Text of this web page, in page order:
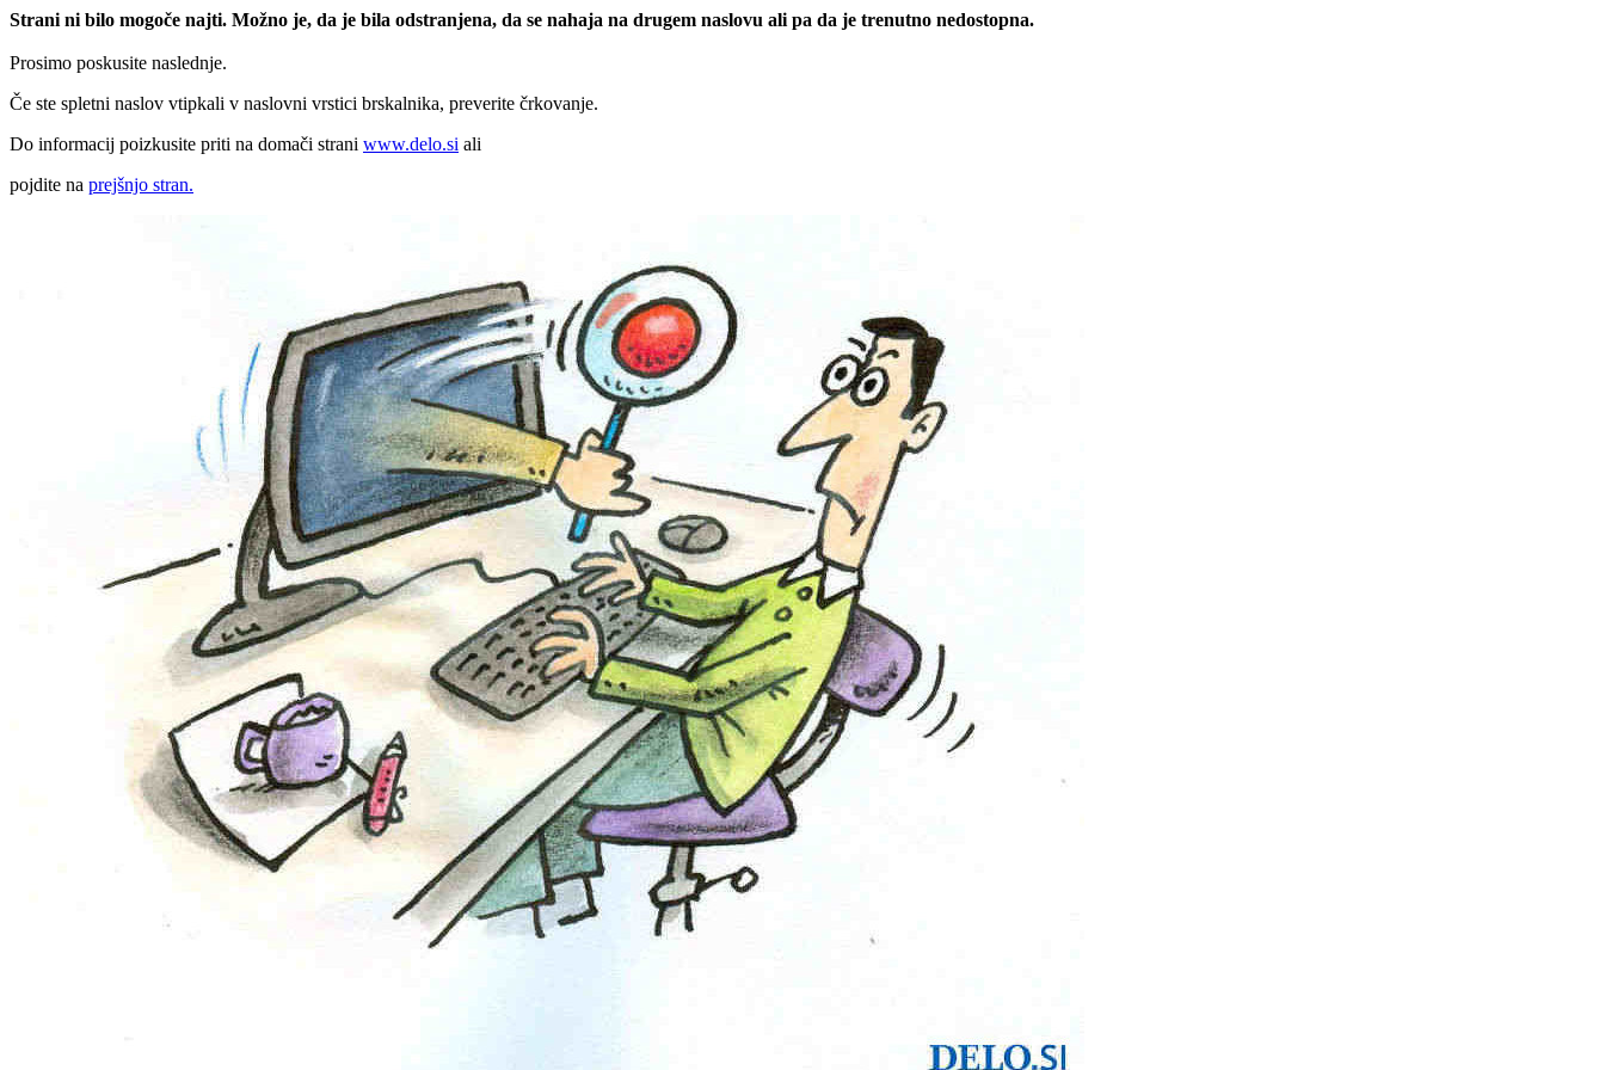
Strani ni bilo mogoče najti. Možno je, da je bila odstranjena, da se nahaja na drugem naslovu ali pa da je trenutno nedostopna.
Prosimo poskusite naslednje.
Če ste spletni naslov vtipkali v naslovni vrstici brskalnika, preverite črkovanje.
Do informacij poizkusite priti na domači strani www.delo.si ali
pojdite na prejšnjo stran.